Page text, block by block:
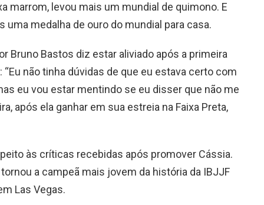
marrom, levou mais um mundial de quimono. E
uma medalha de ouro do mundial para casa.
Bruno Bastos diz estar aliviado após a primeira
não tinha dúvidas de que eu estava certo com
eu vou estar mentindo se eu disser que não me
após ela ganhar em sua estreia na Faixa Preta,
às críticas recebidas após promover Cássia.
a campeã mais jovem da história da IBJJF
Las Vegas.